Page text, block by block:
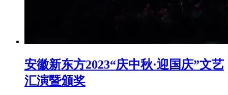
安徽新东方2023“庆中秋·迎国庆”文艺
汇演暨颁奖